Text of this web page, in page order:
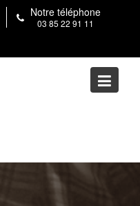
Notre téléphone
03 85 22 91 11